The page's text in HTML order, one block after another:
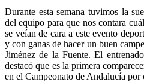
Durante esta semana tuvimos la
del equipo para que nos contara
se veían de cara a este evento
y con ganas de hacer un buen
Jiménez de la Fuente. El
destacó que es la primera
en el Campeonato de Andalucía por